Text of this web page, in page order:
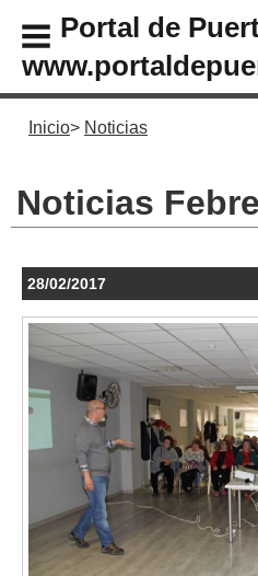
Portal de
Inicio Noticias
Noticias
28/02/2017